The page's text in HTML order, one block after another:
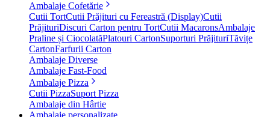
Ambalaje Cofetărie
Cutii TortCutii Prăjituri cu Fereastră (Display)Cutii
PrăjituriDiscuri Carton pentru TortCutii MacaronsAmbalaje
Praline și CiocolatăPlatouri CartonSuporturi PrăjituriTăvițe
CartonFarfurii Carton
Ambalaje Diverse
Ambalaje Fast-Food
Ambalaje Pizza
Cutii PizzaSuport Pizza
Ambalaje din Hârtie
Ambalaje personalizate